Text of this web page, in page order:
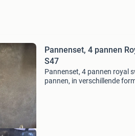
Pannenset, 4 pannen
S47
Pannenset, 4 pannen royal
pannen, in verschillende